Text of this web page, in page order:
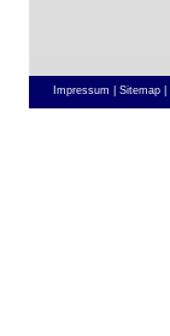
Impressum | Sitemap |